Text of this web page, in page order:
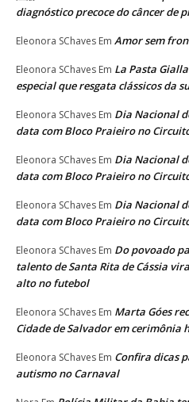
diagnóstico precoce do câncer de
Eleonora SChaves Em Amor sem
Eleonora SChaves Em La Pasta
especial que resgata clássicos da
Eleonora SChaves Em Dia Nacional
data com Bloco Praieiro no
Eleonora SChaves Em Dia Nacional
data com Bloco Praieiro no
Eleonora SChaves Em Dia Nacional
data com Bloco Praieiro no
Eleonora SChaves Em Do povoado
talento de Santa Rita de Cássia
alto no futebol
Eleonora SChaves Em Marta Góes
Cidade de Salvador em
Eleonora SChaves Em Confira dicas
autismo no Carnaval